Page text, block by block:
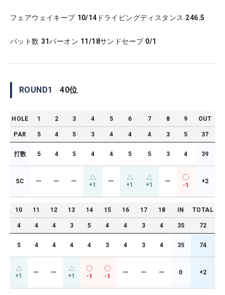
フェアウェイキープ 10/14 ドライビングディスタンス 246.5
パット数 31パーオン 11/18サンドセーブ 0/1
ROUND1 40位
HOLE 1 2 3 4 5 6 7 8 9 OUT
PAR 5 4 5 3 4 4 4 3 5 37
打数 5 4 5 4 4 5 5 3 4 39
SC ー ー ー +1 ー +1 +1 ー
-1
+2
10 11 12 13 14 15 16 17 18 IN TOTAL
4 4 4 3 5 4 4 3 4 35 72
5 4 4 4 4 3 4 3 4 35 74
+1 ー ー +1 -1 -1
ー ー ー 0 +2